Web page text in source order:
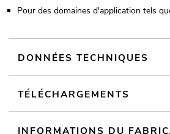
Pour des domaines d'application tels
DONNÉES TECHNIQUES
TÉLÉCHARGEMENTS
INFORMATIONS DU